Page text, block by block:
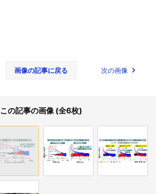
画像の記事に戻る 次の画像
この記事の画像 (全6枚)